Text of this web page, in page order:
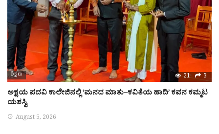
ಶಿಕ್ಷಣ 21 3
ಅಕ್ಷಯ ಪದವಿ ಕಾಲೇಜಿನಲ್ಲಿ ‘ಮನದ ಮಾತು–ಕವಿತೆಯ ಹಾದಿ’ ಕವನ ಕಮ್ಮಟ
ಯಶಸ್ವಿ
August 5, 2026